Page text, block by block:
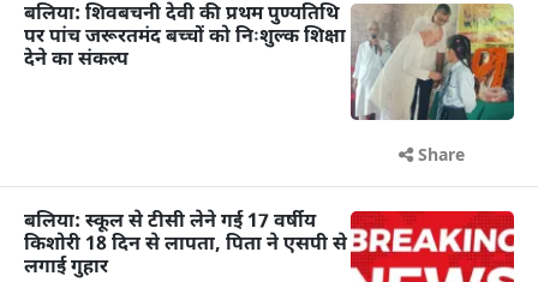
बलिया: शिवबचनी देवी की प्रथम पुण्यतिथि
पर पांच जरूरतमंद बच्चों को निःशुल्क शिक्षा
देने का संकल्प
Share
बलिया: स्कूल से टीसी लेने गई 17 वर्षीय
किशोरी 18 दिन से लापता, पिता ने एसपी से
लगाई गुहार